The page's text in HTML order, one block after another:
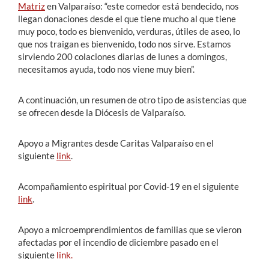
Matrizen Valparaíso: “este comedor está bendecido, nos
llegan donaciones desde el que tiene mucho al que tiene
muy poco, todo es bienvenido, verduras, útiles de aseo, lo
que nos traigan es bienvenido, todo nos sirve. Estamos
sirviendo 200 colaciones diarias de lunes a domingos,
necesitamos ayuda, todo nos viene muy bien”.
A continuación, un resumen de otro tipo de asistencias que
se ofrecen desde la Diócesis de Valparaíso.
Apoyo a Migrantes desde Caritas Valparaíso en el
siguiente link.
Acompañamiento espiritual por Covid-19 en el siguiente
link.
Apoyo a microemprendimientos de familias que se vieron
afectadas por el incendio de diciembre pasado en el
siguiente link.